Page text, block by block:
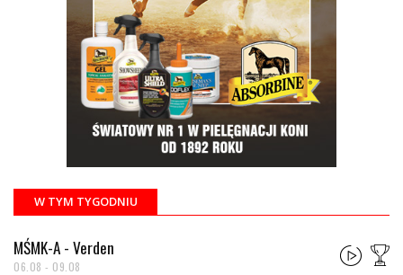
W TYM TYGODNIU
MŚMK-A - Verden
06.08 - 09.08